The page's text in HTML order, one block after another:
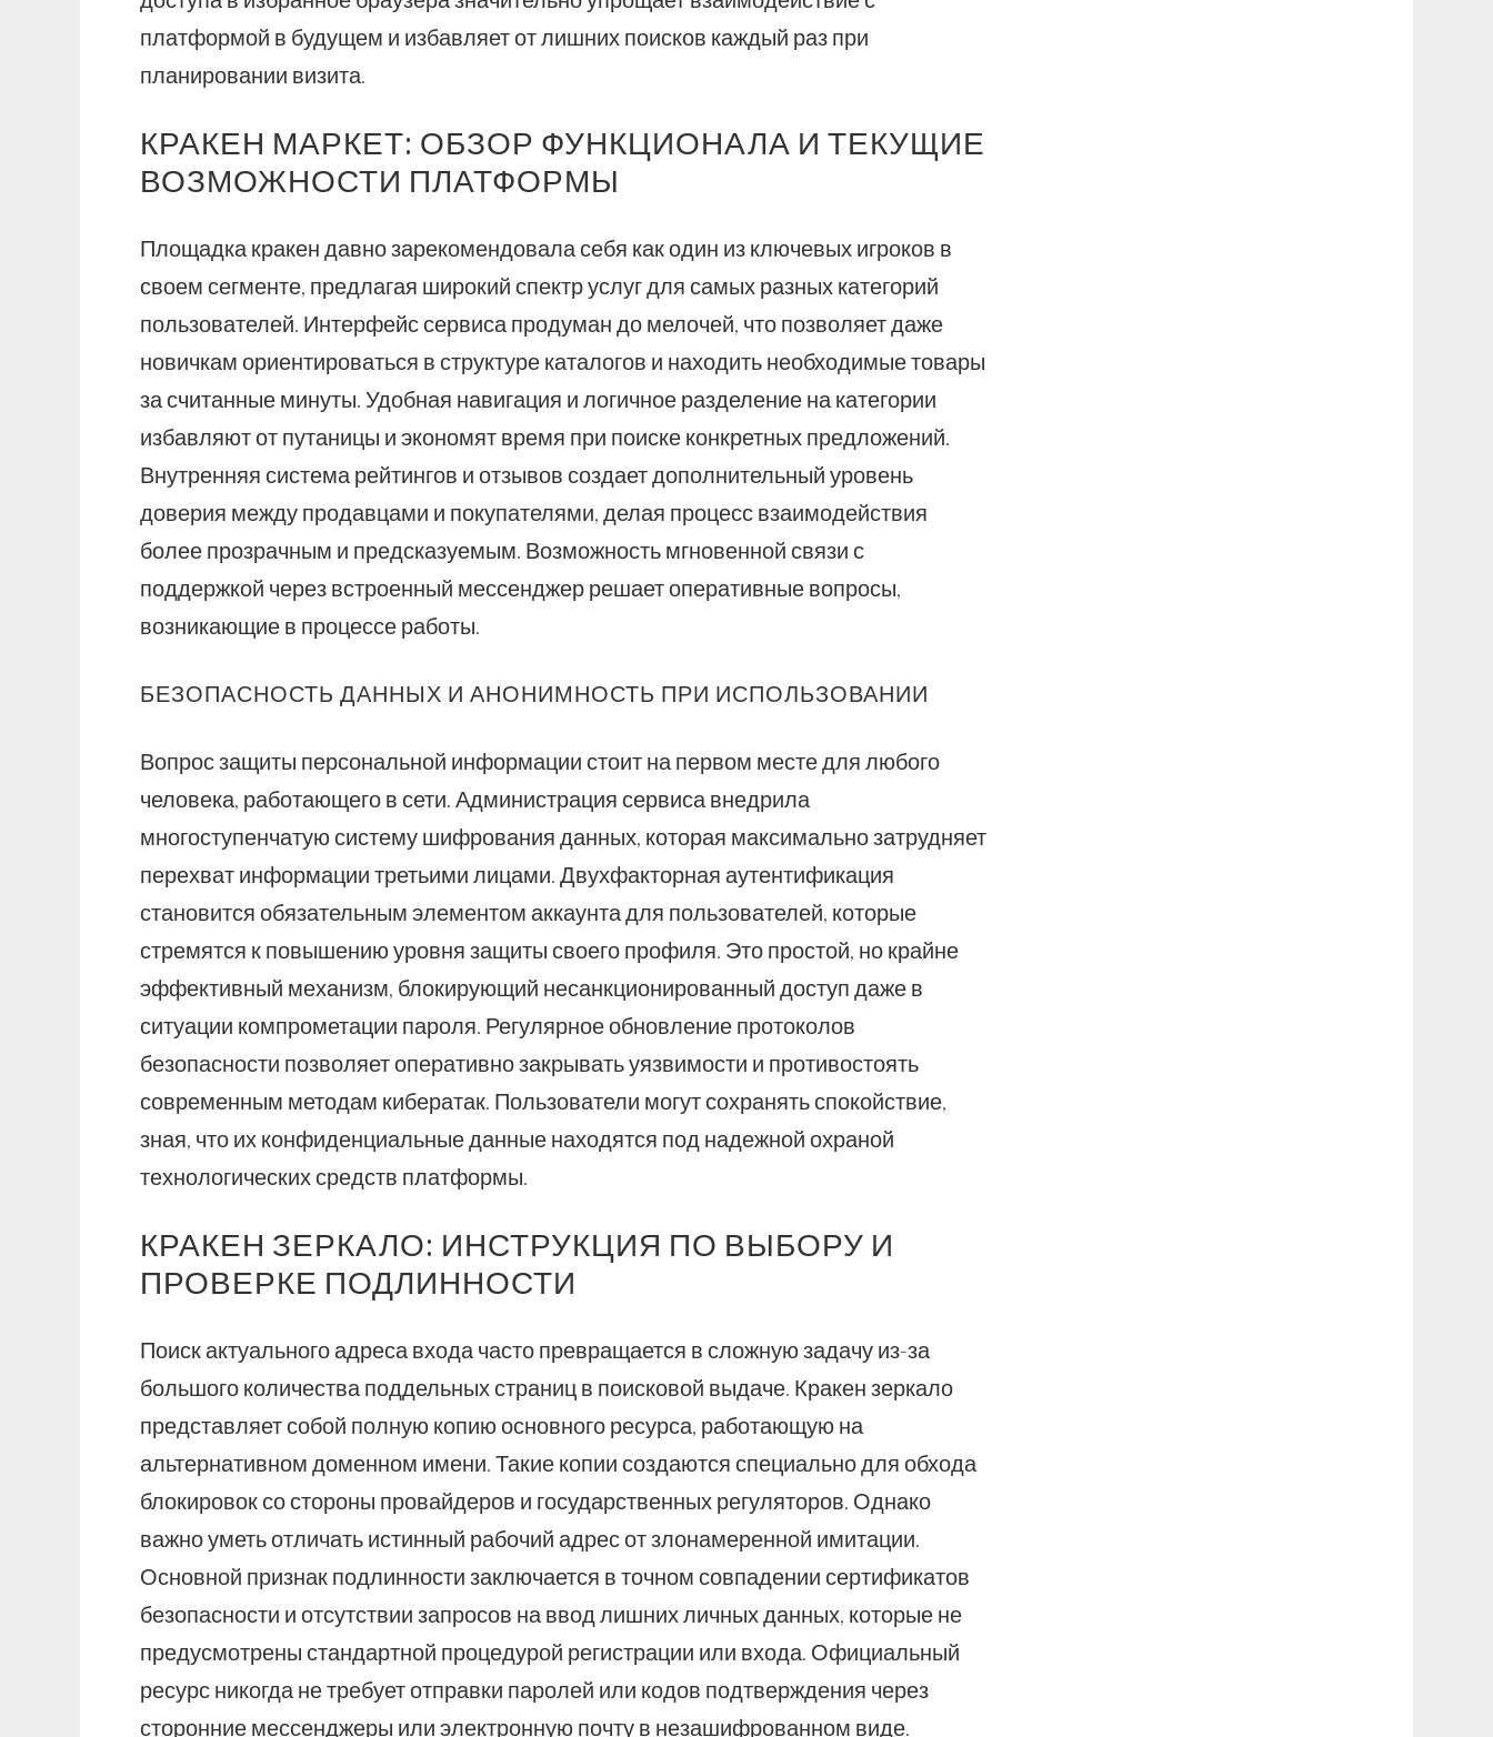
платформой в будущем и избавляет от лишних поисков каждый раз при
планировании визита.
КРАКЕН МАРКЕТ: ОБЗОР ФУНКЦИОНАЛА И ТЕКУЩИЕ
ВОЗМОЖНОСТИ ПЛАТФОРМЫ
Площадка кракен давно зарекомендовала себя как один из ключевых игроков в
своем сегменте, предлагая широкий спектр услуг для самых разных категорий
пользователей. Интерфейс сервиса продуман до мелочей, что позволяет даже
новичкам ориентироваться в структуре каталогов и находить необходимые товары
за считанные минуты. Удобная навигация и логичное разделение на категории
избавляют от путаницы и экономят время при поиске конкретных предложений.
Внутренняя система рейтингов и отзывов создает дополнительный уровень
доверия между продавцами и покупателями, делая процесс взаимодействия
более прозрачным и предсказуемым. Возможность мгновенной связи с
поддержкой через встроенный мессенджер решает оперативные вопросы,
возникающие в процессе работы.
БЕЗОПАСНОСТЬ ДАННЫХ И АНОНИМНОСТЬ ПРИ ИСПОЛЬЗОВАНИИ
Вопрос защиты персональной информации стоит на первом месте для любого
человека, работающего в сети. Администрация сервиса внедрила
многоступенчатую систему шифрования данных, которая максимально затрудняет
перехват информации третьими лицами. Двухфакторная аутентификация
становится обязательным элементом аккаунта для пользователей, которые
стремятся к повышению уровня защиты своего профиля. Это простой, но крайне
эффективный механизм, блокирующий несанкционированный доступ даже в
ситуации компрометации пароля. Регулярное обновление протоколов
безопасности позволяет оперативно закрывать уязвимости и противостоять
современным методам кибератак. Пользователи могут сохранять спокойствие,
зная, что их конфиденциальные данные находятся под надежной охраной
технологических средств платформы.
КРАКЕН ЗЕРКАЛО: ИНСТРУКЦИЯ ПО ВЫБОРУ И
ПРОВЕРКЕ ПОДЛИННОСТИ
Поиск актуального адреса входа часто превращается в сложную задачу из-за
большого количества поддельных страниц в поисковой выдаче. Кракен зеркало
представляет собой полную копию основного ресурса, работающую на
альтернативном доменном имени. Такие копии создаются специально для обхода
блокировок со стороны провайдеров и государственных регуляторов. Однако
важно уметь отличать истинный рабочий адрес от злонамеренной имитации.
Основной признак подлинности заключается в точном совпадении сертификатов
безопасности и отсутствии запросов на ввод лишних личных данных, которые не
предусмотрены стандартной процедурой регистрации или входа. Официальный
ресурс никогда не требует отправки паролей или кодов подтверждения через
сторонние мессенджеры или электронную почту в незашифрованном виде.